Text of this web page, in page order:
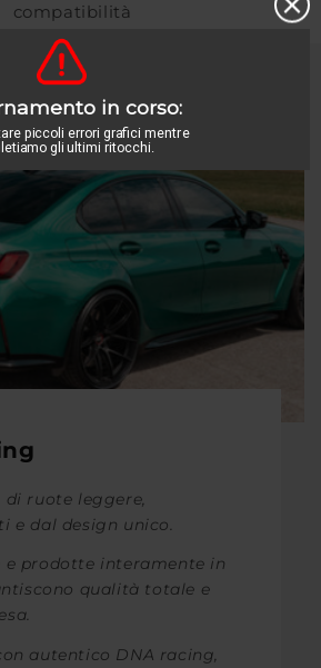
compatibilità
di ruote leggere,
e dal design unico.
e prodotte interamente in
qualità totale e
autentico DNA racing,